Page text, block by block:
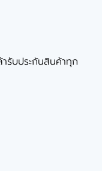
รับประกันสินค้าทุก